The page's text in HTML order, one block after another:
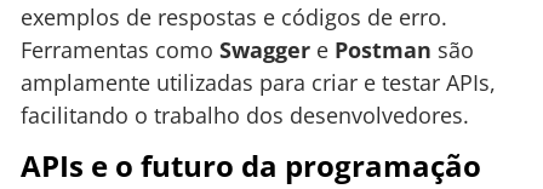
exemplos de respostas e códigos de erro.
Ferramentas como Swagger e Postman são
amplamente utilizadas para criar e testar APIs,
facilitando o trabalho dos desenvolvedores.
APIs e o futuro da programação